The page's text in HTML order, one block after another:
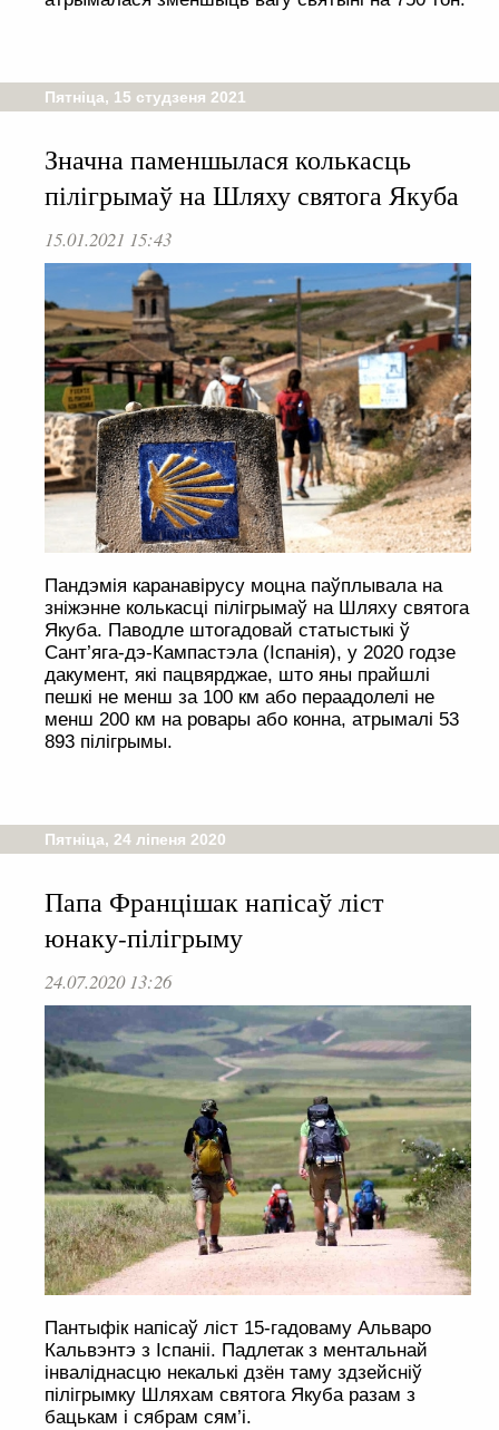
Пятніца, 15 студзеня 2021
Значна паменшылася колькасць
пілігрымаў на Шляху святога Якуба
15.01.2021 15:43
Пандэмія каранавірусу моцна паўплывала на
зніжэнне колькасці пілігрымаў на Шляху святога
Якуба. Паводле штогадовай статыстыкі ў
Сант’яга-дэ-Кампастэла (Іспанія), у 2020 годзе
дакумент, які пацвярджае, што яны прайшлі
пешкі не менш за 100 км або пераадолелі не
менш 200 км на ровары або конна, атрымалі 53
893 пілігрымы.
Пятніца, 24 ліпеня 2020
Папа Францішак напісаў ліст
юнаку-пілігрыму
24.07.2020 13:26
Пантыфік напісаў ліст 15-гадоваму Альваро
Кальвэнтэ з Іспаніі. Падлетак з ментальнай
інваліднасцю некалькі дзён таму здзейсніў
пілігрымку Шляхам святога Якуба разам з
бацькам і сябрам сям’і.